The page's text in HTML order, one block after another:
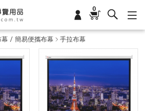
0
幕 / 簡易便攜布幕 手拉布幕